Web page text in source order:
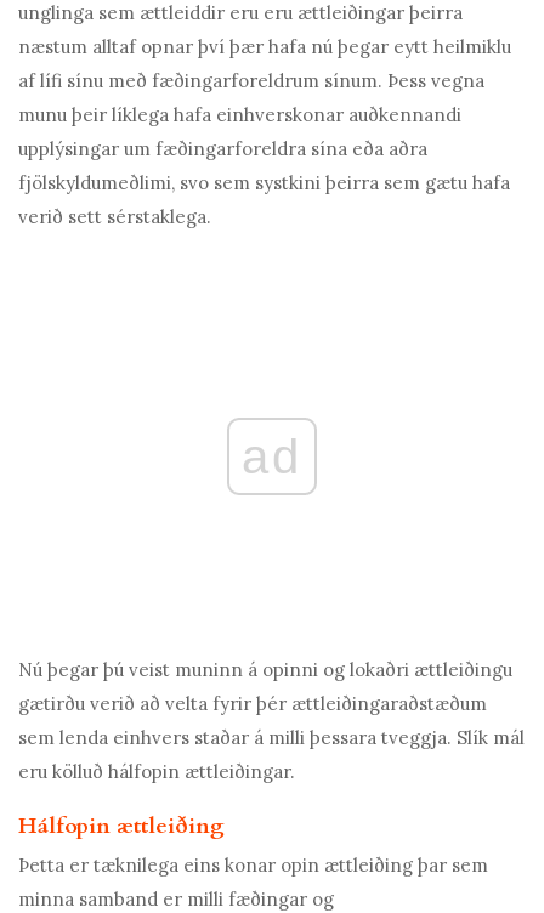
unglinga sem ættleiddir eru eru ættleiðingar þeirra
næstum alltaf opnar því þær hafa nú þegar eytt heilmiklu
af lífi sínu með fæðingarforeldrum sínum. Þess vegna
munu þeir líklega hafa einhverskonar auðkennandi
upplýsingar um fæðingarforeldra sína eða aðra
fjölskyldumeðlimi, svo sem systkini þeirra sem gætu hafa
verið sett sérstaklega.
ad
Nú þegar þú veist muninn á opinni og lokaðri ættleiðingu
gætirðu verið að velta fyrir þér ættleiðingaraðstæðum
sem lenda einhvers staðar á milli þessara tveggja. Slík mál
eru kölluð hálfopin ættleiðingar.
Hálfopin ættleiðing
Þetta er tæknilega eins konar opin ættleiðing þar sem
minna samband er milli fæðingar og